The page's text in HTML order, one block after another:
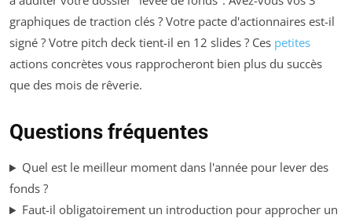
graphiques de traction clés ? Votre pacte d'actionnaires est-il
signé ? Votre pitch deck tient-il en 12 slides ? Ces petites
actions concrètes vous rapprocheront bien plus du succès
que des mois de rêverie.
Questions fréquentes
Quel est le meilleur moment dans l'année pour lever des
fonds ?
Faut-il obligatoirement un introduction pour approcher un